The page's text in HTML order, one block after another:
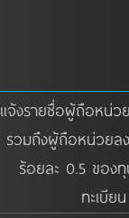
แจ้งรายชื่อผู้ถือหน่ว
รวมถึงผู้ถือหน่วยล
ร้อยละ 0.5 ของ
ทะเบี